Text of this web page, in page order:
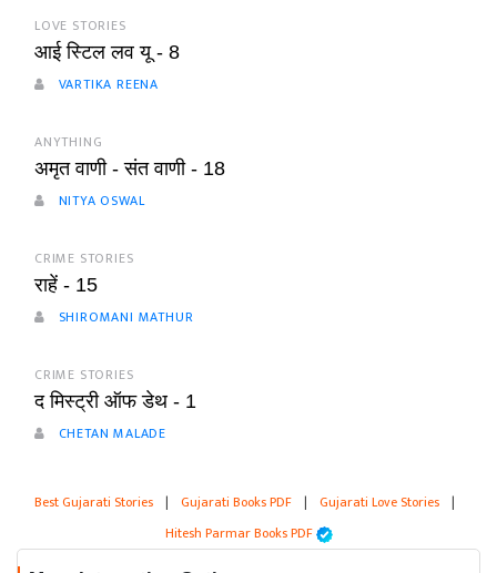
LOVE STORIES
आई स्टिल लव यू - 8
VARTIKA REENA
ANYTHING
अमृत वाणी - संत वाणी - 18
NITYA OSWAL
CRIME STORIES
राहें - 15
SHIROMANI MATHUR
CRIME STORIES
द मिस्ट्री ऑफ डेथ - 1
CHETAN MALADE
Best Gujarati Stories | Gujarati Books PDF | Gujarati Love Stories |
Hitesh Parmar Books PDF